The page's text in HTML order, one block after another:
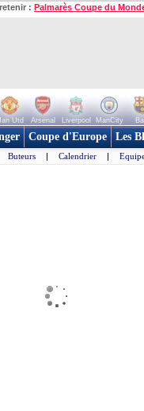
: Palmarès Coupe du
Utd Arsenal Liverpool ManCity
Coupe d'Europe Les
Buteurs | Calendrier |